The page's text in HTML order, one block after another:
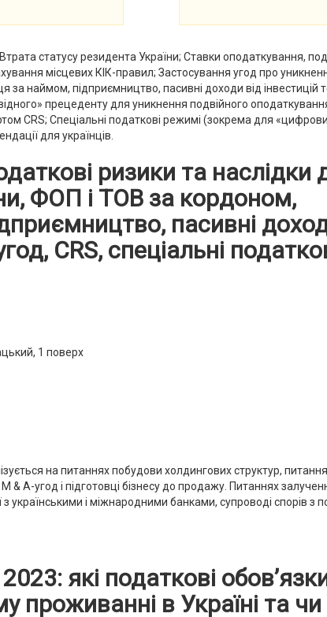
статусу резидента України; Ставки оподаткування,
місцевих КІК-правил; Застосування угод про
наймом, підприємництво, пасивні доходи від інвестицій
прецеденту для уникнення подвійного
CRS; Спеціальні податкові режимі (зокрема для
для українців.
ризики та наслідки
ФОП і ТОВ за кордоном,
пасивні
CRS, спеціальні
1 поверх
на питаннях побудови холдингових структур,
A-угод і підготовці бізнесу до продажу. Питаннях
українськими і міжнародними банками, супроводі спорів з
які податкові
проживанні в Україні та чи